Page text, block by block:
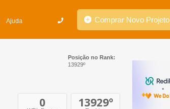
Ajuda Comprar Novo Projeto
Posição no Rank:
13929º
0 13929º